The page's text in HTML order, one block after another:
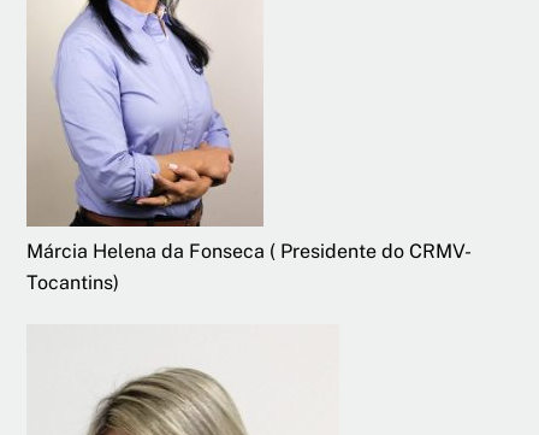
Márcia Helena da Fonseca ( Presidente do CRMV-
Tocantins)